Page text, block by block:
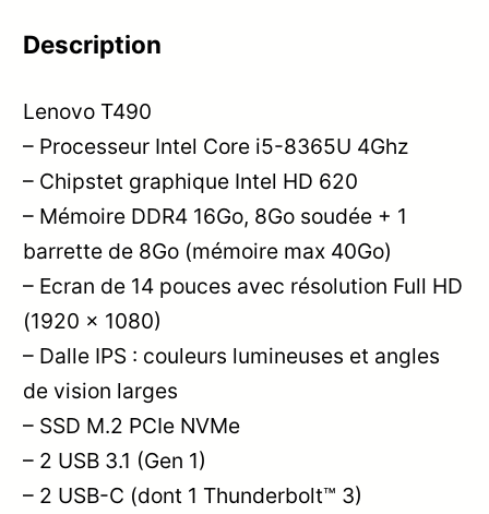
Description
Lenovo T490
– Processeur Intel Core i5-8365U 4Ghz
– Chipstet graphique Intel HD 620
– Mémoire DDR4 16Go, 8Go soudée + 1
barrette de 8Go (mémoire max 40Go)
– Ecran de 14 pouces avec résolution Full HD
(1920 x 1080)
– Dalle IPS : couleurs lumineuses et angles
de vision larges
– SSD M.2 PCIe NVMe
– 2 USB 3.1 (Gen 1)
– 2 USB-C (dont 1 Thunderbolt™ 3)